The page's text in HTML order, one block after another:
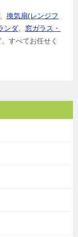
換気扇(レンジフ
ンダ
窓ガラス・
すべてお任せく